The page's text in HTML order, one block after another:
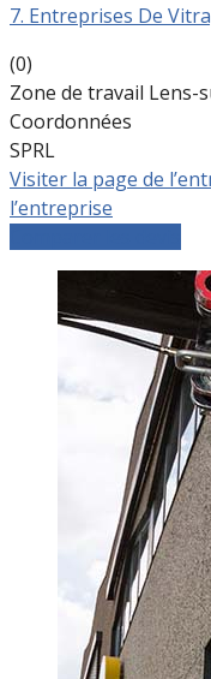
7. Entreprises De
(0)
Zone de travail Lens-
Coordonnées
SPRL
Visiter la page de
l’entreprise